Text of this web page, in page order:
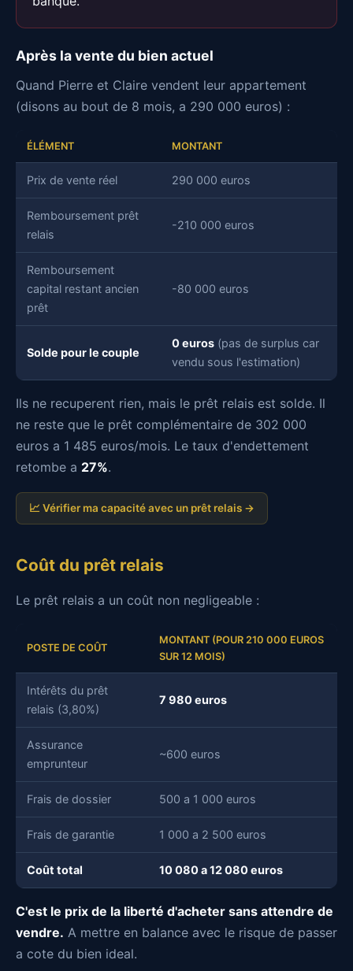
Après la vente du bien actuel
Quand Pierre et Claire vendent leur appartement
(disons au bout de 8 mois, a 290 000 euros) :
ÉLÉMENT MONTANT
Prix de vente réel 290 000 euros
Remboursement prêt
relais
-210 000 euros
Remboursement
capital restant ancien
prêt
-80 000 euros
Solde pour le couple
0 euros (pas de surplus car
vendu sous l'estimation)
Ils ne recuperent rien, mais le prêt relais est solde. Il
ne reste que le prêt complémentaire de 302 000
euros a 1 485 euros/mois. Le taux d'endettement
retombe a 27%.
📈 Vérifier ma capacité avec un prêt relais →
Coût du prêt relais
Le prêt relais a un coût non negligeable :
POSTE DE COÛT
MONTANT (POUR 210 000 EUROS
SUR 12 MOIS)
Intérêts du prêt
relais (3,80%)
7 980 euros
Assurance
emprunteur
~600 euros
Frais de dossier 500 a 1 000 euros
Frais de garantie 1 000 a 2 500 euros
Coût total 10 080 a 12 080 euros
C'est le prix de la liberté d'acheter sans attendre de
vendre. A mettre en balance avec le risque de passer
a cote du bien ideal.